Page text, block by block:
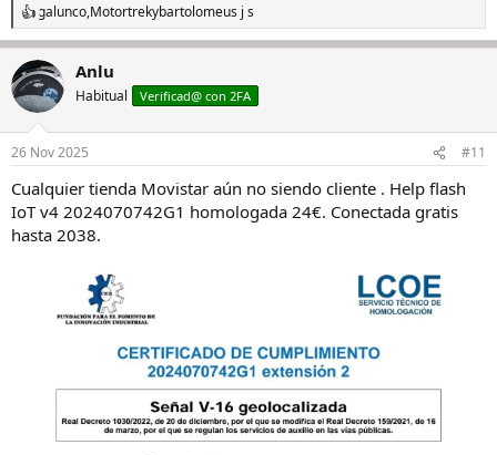
R
e
a
c
c
i
e
:
galunco,Motortrekybartolomeus j s
Anlu
Habitual Verificad@ con 2FA
26 Nov 2025 #11
Cualquier tienda Movistar aún no siendo cliente . Help flash
IoT v4 2024070742G1 homologada 24€. Conectada gratis
hasta 2038.